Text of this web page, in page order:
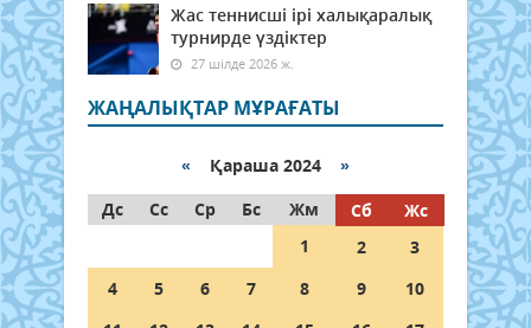
Жас теннисші ірі халықаралық
турнирде үздіктер
27 шілде 2026 ж.
ЖАҢАЛЫҚТАР МҰРАҒАТЫ
« Қараша 2024 »
Дс
Сс Ср Бс Жм Сб
Жс
1
2
3
4
5 6 7 8 9
10